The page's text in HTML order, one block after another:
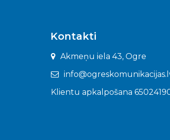
Kontakti
Akmeņu iela 43, Ogre
Klientu apkalpošana